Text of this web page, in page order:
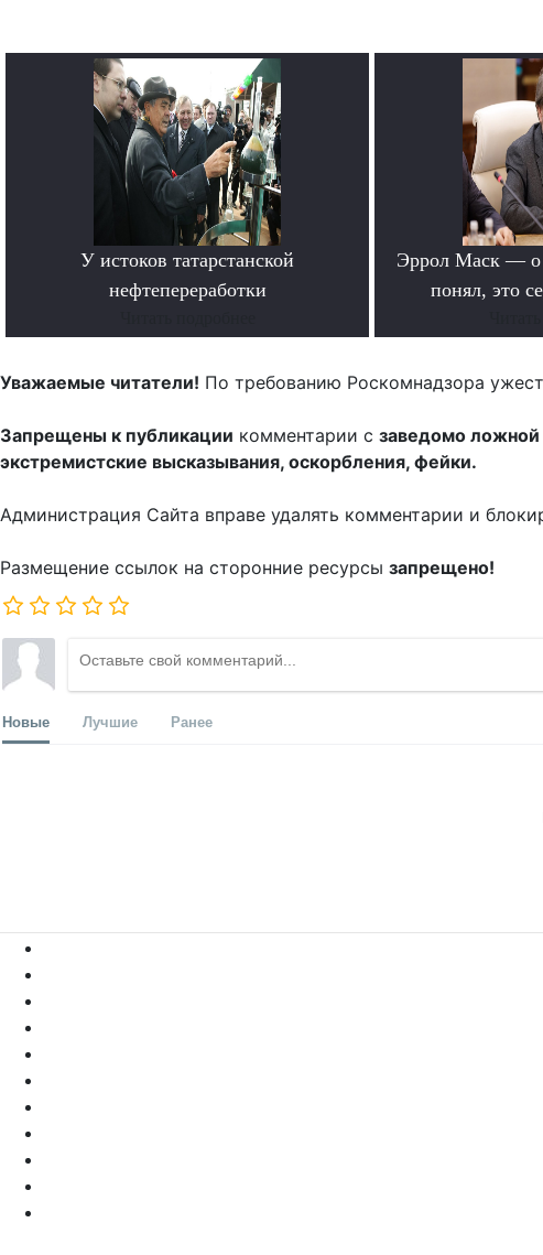
У истоков татарстанской
нефтепереработки
Эррол Маск —
понял, это
Уважаемые читатели! По требованию Роскомнадзора
Запрещены к публикации комментарии с заведомо
экстремистские высказывания, оскорбления, фейки.
Администрация Сайта вправе удалять комментарии и
Размещение ссылок на сторонние ресурсы запрещено!
Новые Лучшие Ранее